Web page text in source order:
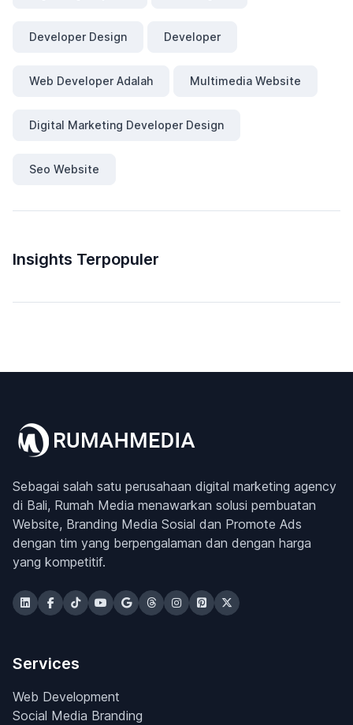
Developer Design Developer
Web Developer Adalah Multimedia Website
Digital Marketing Developer Design
Seo Website
Insights Terpopuler
Sebagai salah satu perusahaan digital marketing agency
di Bali, Rumah Media menawarkan solusi pembuatan
Website, Branding Media Sosial dan Promote Ads
dengan tim yang berpengalaman dan dengan harga
yang kompetitif.
Services
Web Development
Social Media Branding